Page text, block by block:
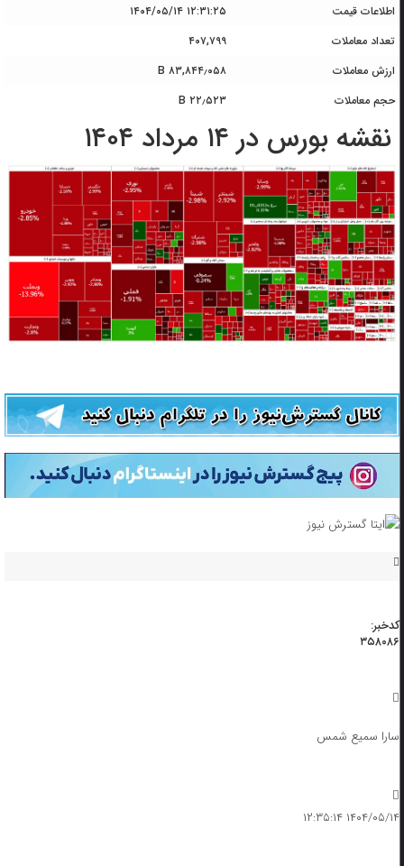
اطلاعات قیمت
۱۴۰۴/۰۵/۱۴ ۱۲:۳۱:۲۵
تعداد معاملات
۴۰۷,۷۹۹
ارزش معاملات
۸۳,۸۴۴٫۰۵۸ B
حجم معاملات
۲۲٫۵۲۳ B
نقشه بورس در ۱۴ مرداد ۱۴۰۴
کدخبر:
۳۵۸۰۸۶
سارا سمیع شمس
۱۴۰۴/۰۵/۱۴ ۱۲:۳۵:۱۴